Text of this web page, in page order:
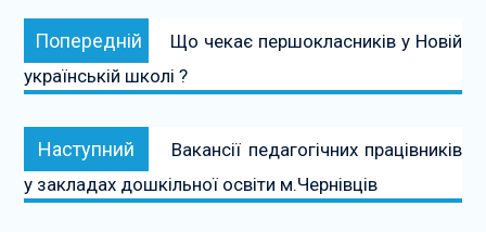
Навігація
записів
Попередній Попередній:
Що чекає першокласників у Новій
українській школі ?
Наступний Наступний:
Вакансії педагогічних працівників
у закладах дошкільної освіти м.Чернівців